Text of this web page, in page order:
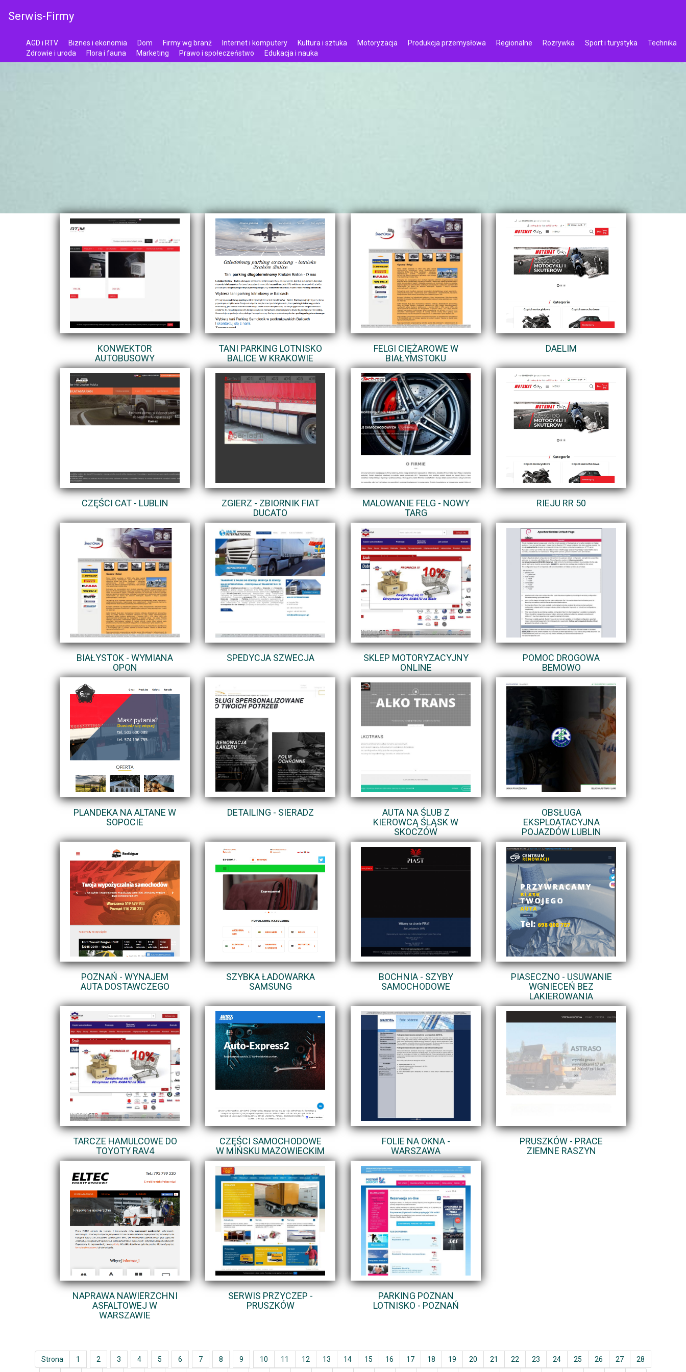
Serwis-Firmy
AGD i RTV Biznes i ekonomia Dom Firmy wg branż Internet i komputery Kultura i sztuka Motoryzacja Produkcja przemysłowa Regionalne Rozrywka Sport i turystyka
Technika
Zdrowie i uroda
Flora i fauna Marketing Prawo i społeczeństwo Edukacja i nauka
KONWEKTOR
AUTOBUSOWY
TANI PARKING LOTNISKO
BALICE W KRAKOWIE
FELGI CIĘŻAROWE W
BIAŁYMSTOKU
DAELIM
CZĘŚCI CAT - LUBLIN
ZGIERZ - ZBIORNIK FIAT
DUCATO
MALOWANIE FELG - NOWY
TARG
RIEJU RR 50
BIAŁYSTOK - WYMIANA
OPON
SPEDYCJA SZWECJA
SKLEP MOTORYZACYJNY
ONLINE
POMOC DROGOWA
BEMOWO
PLANDEKA NA ALTANE W
SOPOCIE
DETAILING - SIERADZ
AUTA NA ŚLUB Z
KIEROWCĄ ŚLĄSK W
SKOCZÓW
OBSŁUGA
EKSPLOATACYJNA
POJAZDÓW LUBLIN
POZNAŃ - WYNAJEM
AUTA DOSTAWCZEGO
SZYBKA ŁADOWARKA
SAMSUNG
BOCHNIA - SZYBY
SAMOCHODOWE
PIASECZNO - USUWANIE
WGNIECEŃ BEZ
LAKIEROWANIA
TARCZE HAMULCOWE DO
TOYOTY RAV4
CZĘŚCI SAMOCHODOWE
W MIŃSKU MAZOWIECKIM
FOLIE NA OKNA -
WARSZAWA
PRUSZKÓW - PRACE
ZIEMNE RASZYN
NAPRAWA NAWIERZCHNI
ASFALTOWEJ W
WARSZAWIE
SERWIS PRZYCZEP -
PRUSZKÓW
PARKING POZNAN
LOTNISKO - POZNAŃ
Strona 1 2 3 4 5 6 7 8 9 10 11 12 13 14 15 16 17 18 19 20 21 22 23 24 25 26 27 28